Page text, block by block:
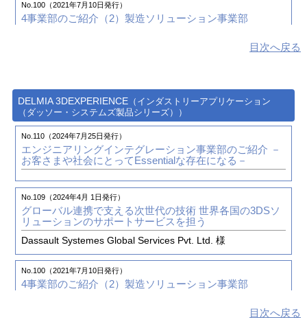
No.92（2019年1月 1日発行）
ものづくり変革のための意識変革
― 新しい時代の新しい
No.100（2021年7月10日発行）
4事業部のご紹介（2）製造ソリューション事業部
No.96（2020年1月 1日発行）
TECHNIA PLM INNOVATION FORUM 2019のご報告
No.94（2019年7月 1日発行）
ダッソー・システムズ株式会社との取り組みとFY2018の
活動における表彰
No.92（2019年1月 1日発行）
ものづくり変革のための意識変革― 新しい時代の新しい
ものづくりの3DEXPERIENCEプラットフォーム ―
ダッソー・システムズ株式会社 様
目次へ戻る
DELMIA 3DEXPERIENCE （インダストリーアプリケーション
（ダッソー・システムズ製品シリーズ））
No.110（2024年7月25日発行）
エンジニアリングインテグレーション事業部のご紹介 －
お客さまや社会にとってEssentialな存在になる－
No.109（2024年4月 1日発行）
グローバル連携で支える次世代の技術世界各国の3DSソ
リューションのサポートサービスを担う
Dassault Systemes Global Services Pvt. Ltd. 様
No.100（2021年7月10日発行）
4事業部のご紹介（2）製造ソリューション事業部
目次へ戻る